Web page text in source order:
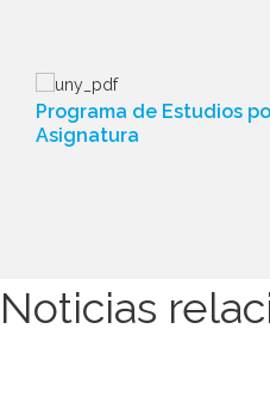
Programa de Estudios
Asignatura
Noticias